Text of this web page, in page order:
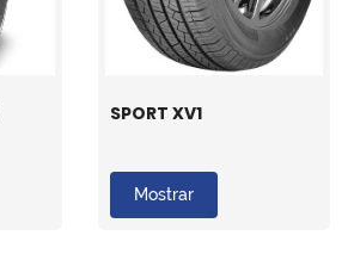
SPORT XV1
Mostrar